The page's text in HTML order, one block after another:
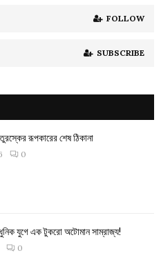
FOLLOW
SUBSCRIBE
রূপকারের শেষ ঠিকানা
0
যুগে এক টুকরো অটোমান সাম্রাজ্য!
0